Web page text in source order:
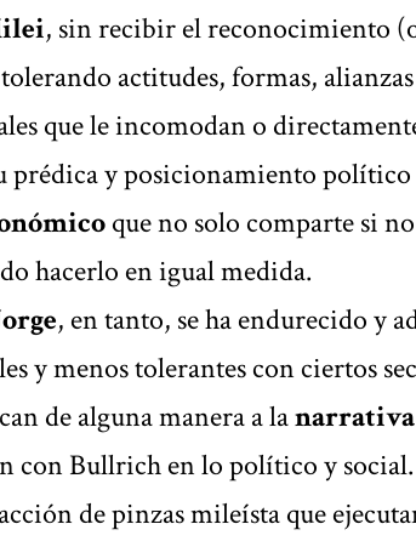
, sin recibir el reconocimiento
actitudes, formas,
que le incomodan o
prédica y posicionamiento
que no solo comparte si
hacerlo en igual medida.
, en tanto, se ha endurecido y
y menos tolerantes con ciertos
de alguna manera a la
con Bullrich en lo político y
de pinzas mileísta que